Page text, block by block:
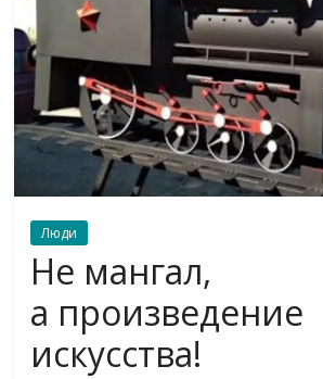
Люди
Не мангал,
а произведение
искусства!